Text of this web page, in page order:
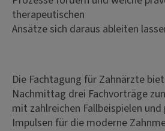
therapeutischen
Ansätze sich daraus ableiten
Die Fachtagung für Zahnärzte
Nachmittag drei Fachvorträge
mit zahlreichen Fallbeispielen und
Impulsen für die moderne